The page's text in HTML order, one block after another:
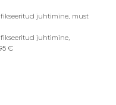
fikseeritud juhtimine, must
fikseeritud juhtimine,
€